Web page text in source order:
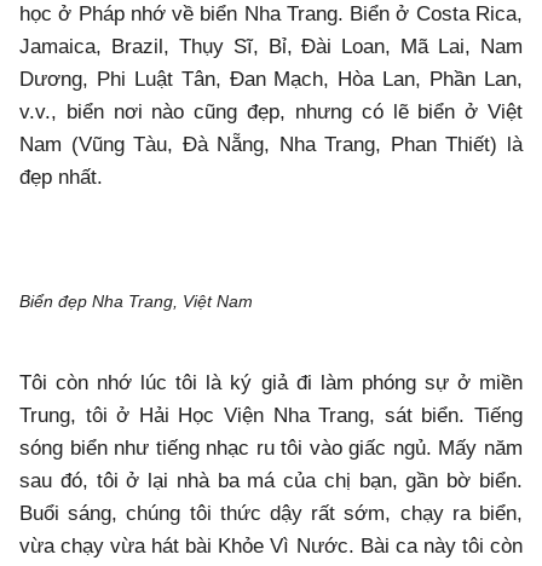
học ở Pháp nhớ về biển Nha Trang. Biển ở Costa Rica,
Jamaica, Brazil, Thụy Sĩ, Bỉ, Đài Loan, Mã Lai, Nam
Dương, Phi Luật Tân, Đan Mạch, Hòa Lan, Phần Lan,
v.v., biển nơi nào cũng đẹp, nhưng có lẽ biển ở Việt
Nam (Vũng Tàu, Đà Nẵng, Nha Trang, Phan Thiết) là
đẹp nhất.
Biển đẹp Nha Trang, Việt Nam
Tôi còn nhớ lúc tôi là ký giả đi làm phóng sự ở miền
Trung, tôi ở Hải Học Viện Nha Trang, sát biển. Tiếng
sóng biển như tiếng nhạc ru tôi vào giấc ngủ. Mấy năm
sau đó, tôi ở lại nhà ba má của chị bạn, gần bờ biển.
Buổi sáng, chúng tôi thức dậy rất sớm, chạy ra biển,
vừa chạy vừa hát bài Khỏe Vì Nước. Bài ca này tôi còn